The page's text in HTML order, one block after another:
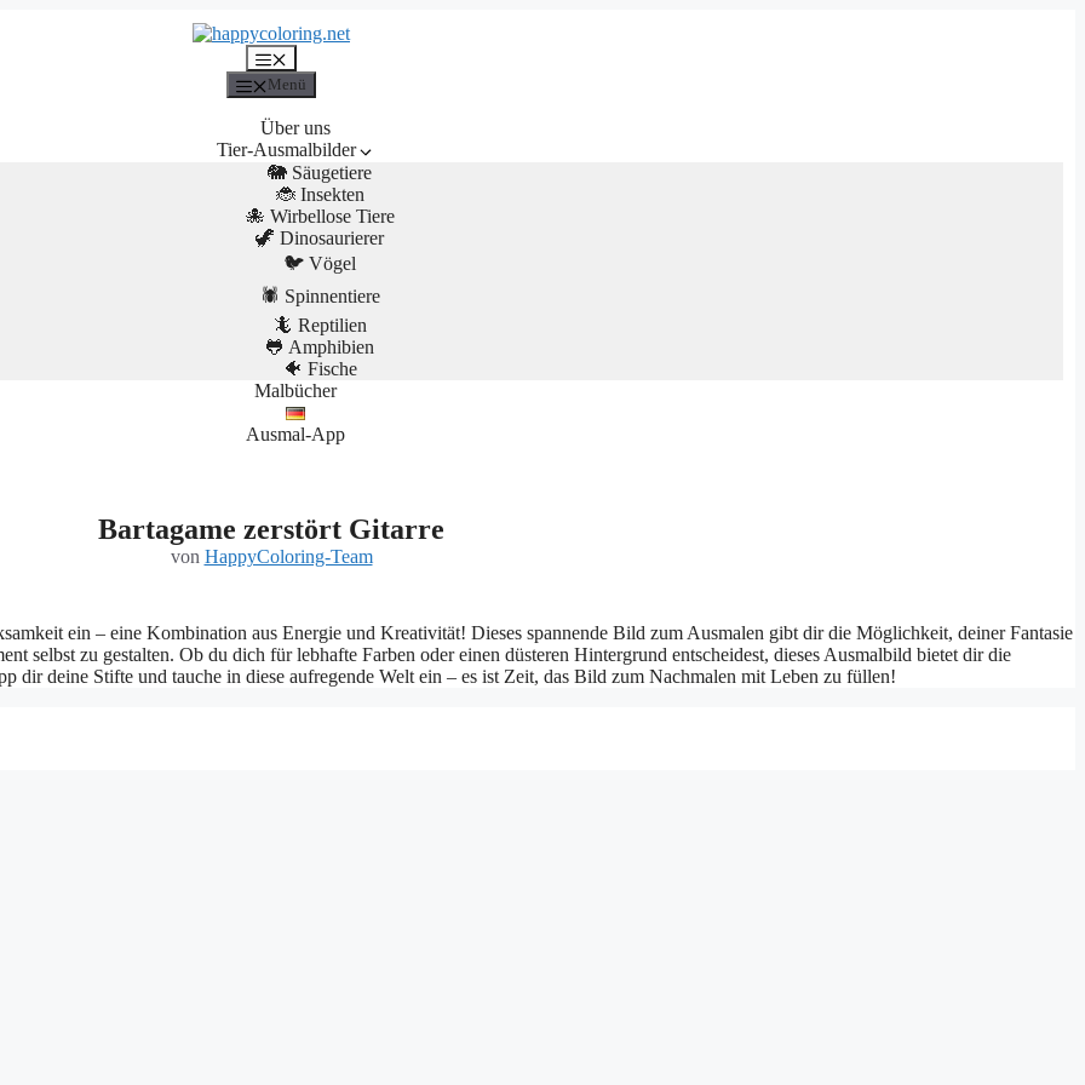
Menü
Über uns
Tier-Ausmalbilder
🐘 Säugetiere
🐞 Insekten
🐙 Wirbellose Tiere
🦖 Dinosaurierer
🐦 Vögel
🕷️ Spinnentiere
🦎 Reptilien
🐸 Amphibien
🐠 Fische
Malbücher
Ausmal-App
Bartagame zerstört Gitarre
von HappyColoring-Team
ein – eine Kombination aus Energie und Kreativität! Dieses spannende Bild zum Ausmalen gibt dir die Möglichkeit, deiner Fantasie
selbst zu gestalten. Ob du dich für lebhafte Farben oder einen düsteren Hintergrund entscheidest, dieses Ausmalbild bietet dir die
dir deine Stifte und tauche in diese aufregende Welt ein – es ist Zeit, das Bild zum Nachmalen mit Leben zu füllen!